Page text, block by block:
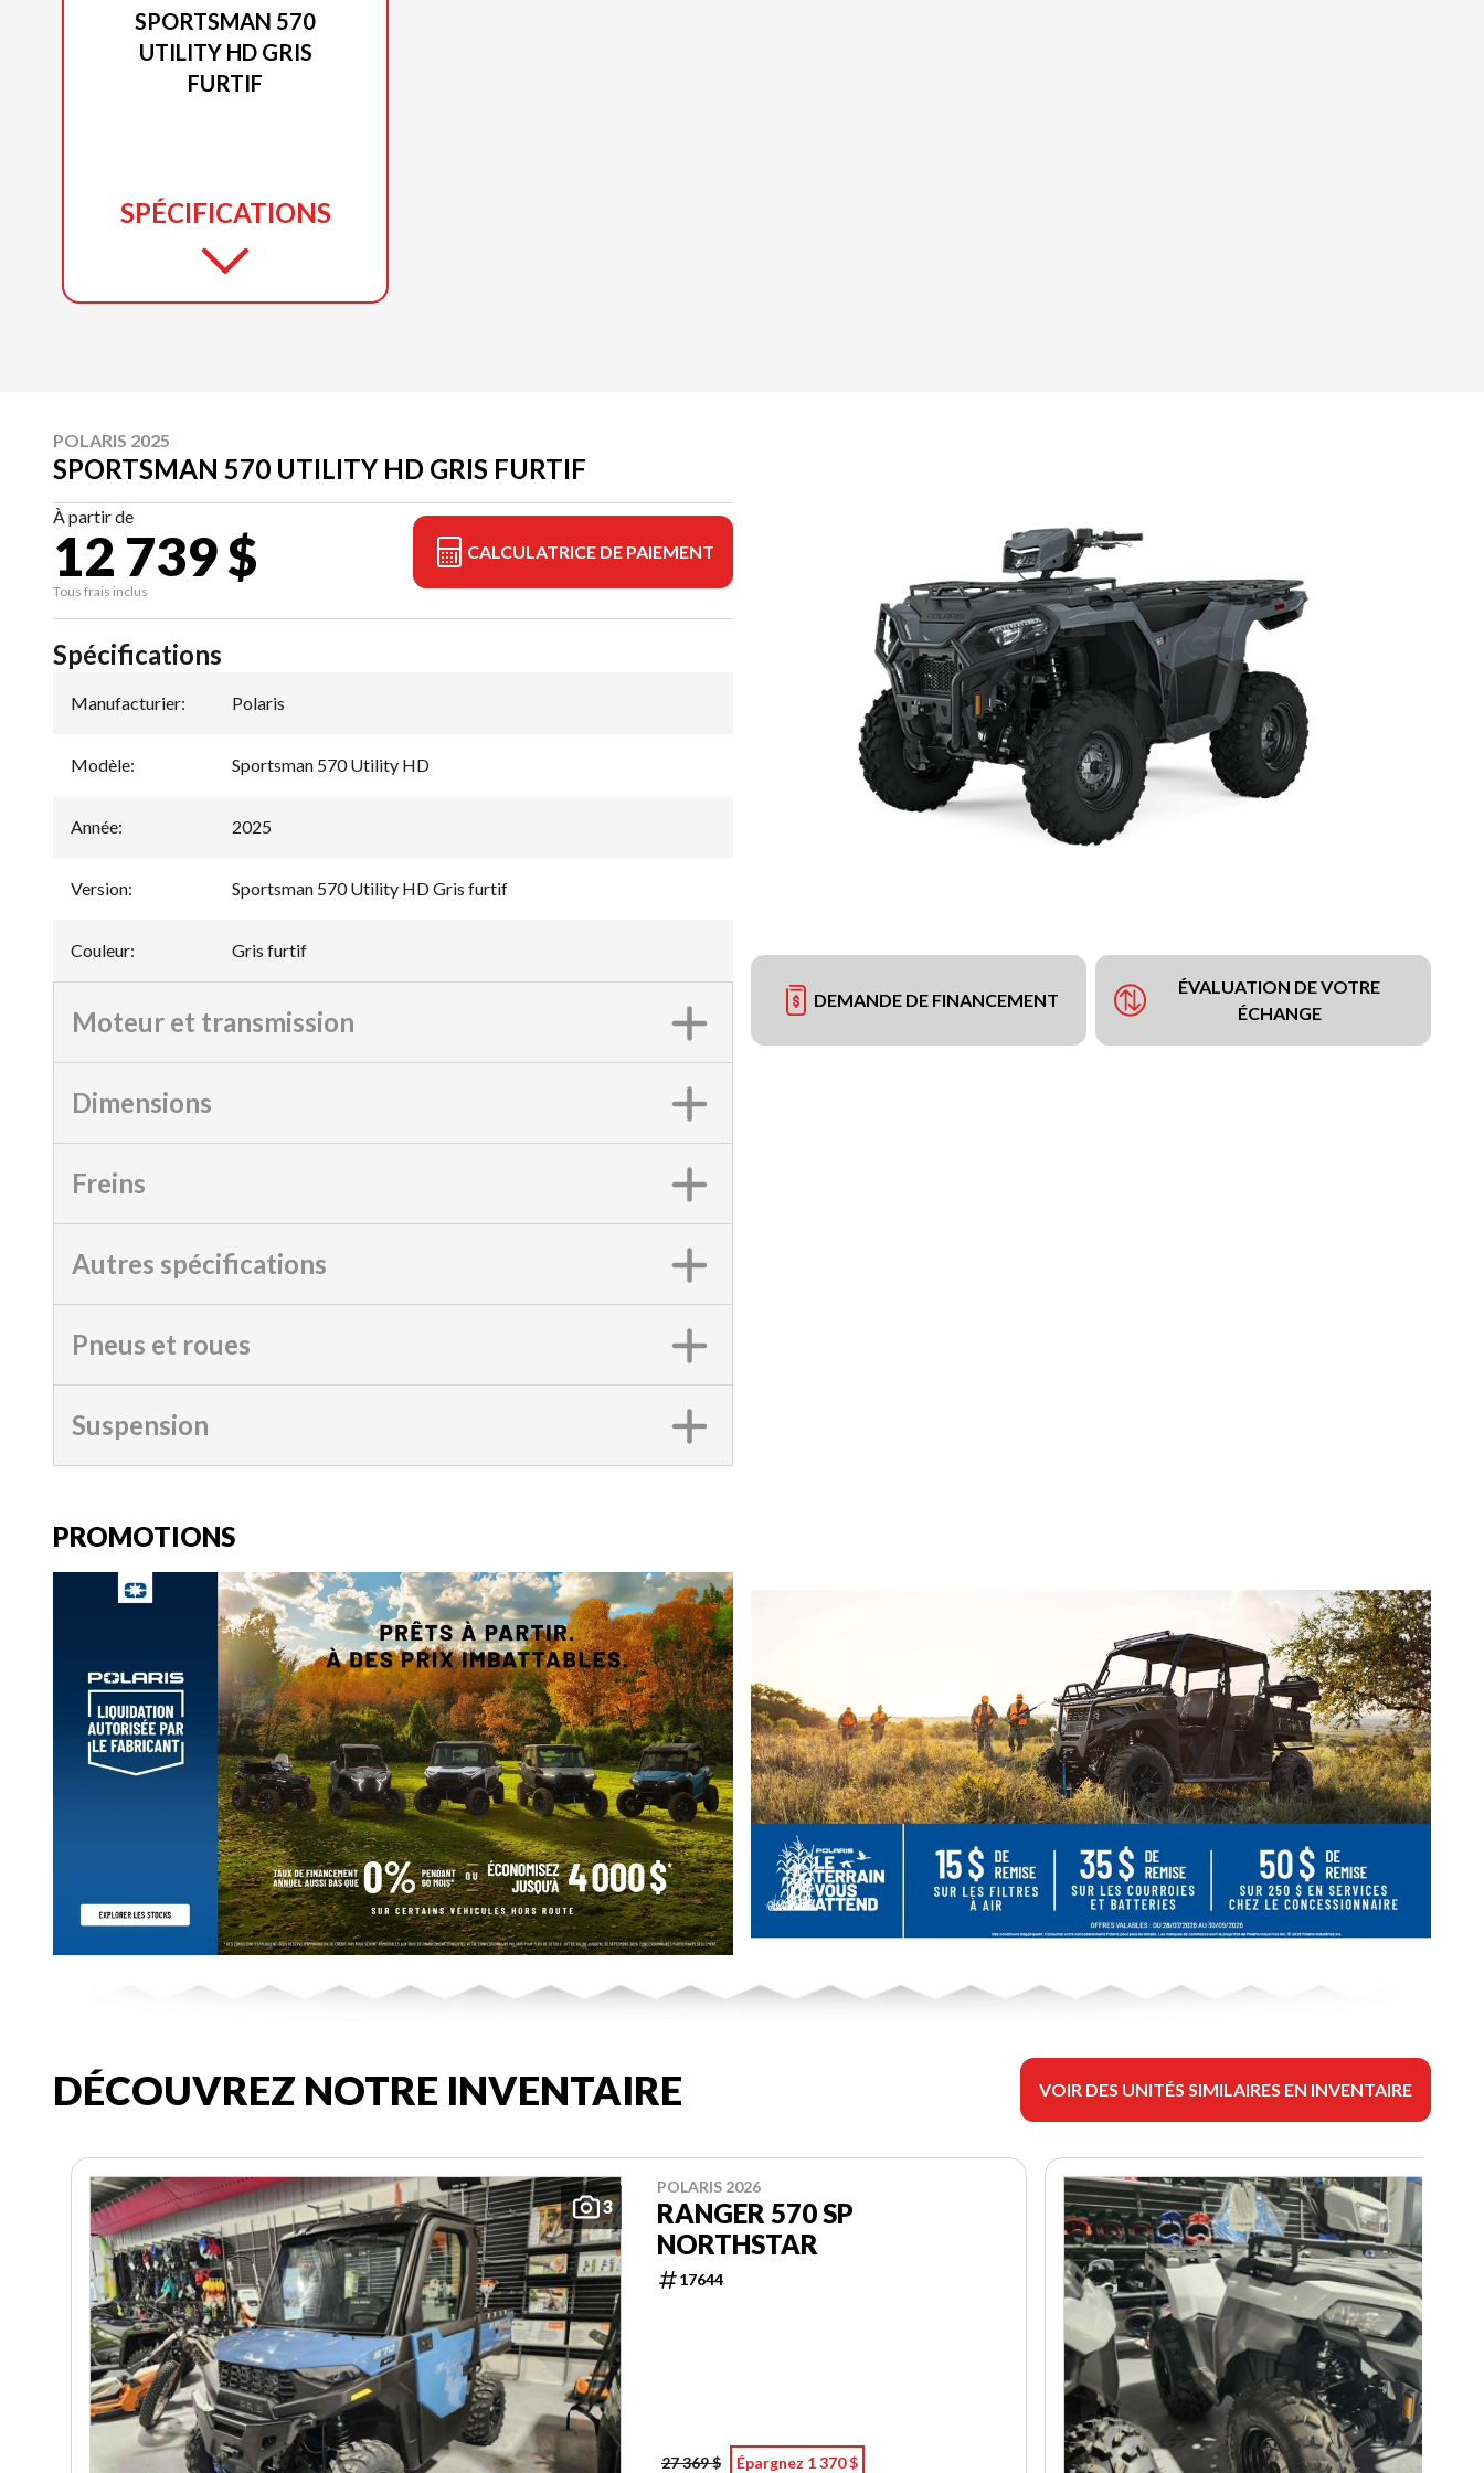
SPORTSMAN 570
UTILITY HD GRIS
FURTIF
SPÉCIFICATIONS
POLARIS 2025
SPORTSMAN 570 UTILITY HD GRIS FURTIF
À partir de
12 739 $
Tous frais inclus
CALCULATRICE DE PAIEMENT
DEMANDE DE FINANCEMENT
ÉVALUATION DE VOTRE
ÉCHANGE
Spécifications
Manufacturier: Polaris
Modèle: Sportsman 570 Utility HD
Année: 2025
Version: Sportsman 570 Utility HD Gris furtif
Couleur: Gris furtif
Moteur et transmission
Dimensions
Freins
Autres spécifications
Pneus et roues
Suspension
PROMOTIONS
DÉCOUVREZ NOTRE INVENTAIRE VOIR DES UNITÉS SIMILAIRES EN INVENTAIRE
3
POLARIS 2026
RANGER 570 SP
NORTHSTAR
17644
27 369 $ Épargnez 1 370 $